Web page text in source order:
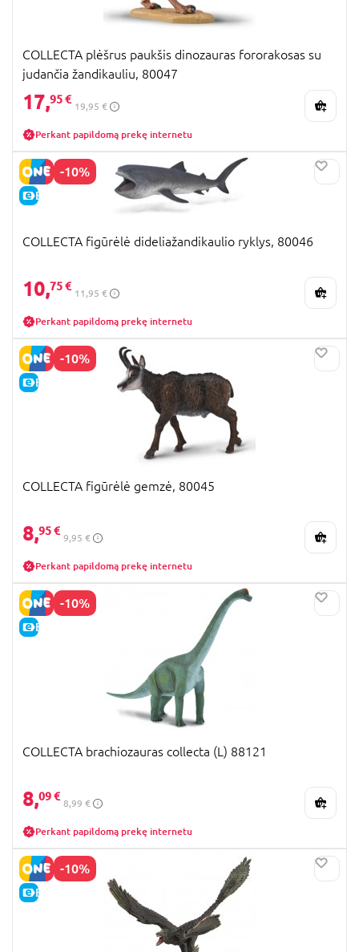
COLLECTA plėšrus paukšis dinozauras fororakosas su
judančia žandikauliu, 80047
17,95 €
19,95 €
Perkant papildomą prekę internetu
-10%
E-KAINA
COLLECTA figūrėlė dideliažandikaulio ryklys, 80046
10,75 €
11,95 €
Perkant papildomą prekę internetu
-10%
E-KAINA
COLLECTA figūrėlė gemzė, 80045
8,95 €
9,95 €
Perkant papildomą prekę internetu
-10%
E-KAINA
COLLECTA brachiozauras collecta (L) 88121
8,09 €
8,99 €
Perkant papildomą prekę internetu
-10%
E-KAINA